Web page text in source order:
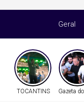
Geral
TOCANTINS Gazeta